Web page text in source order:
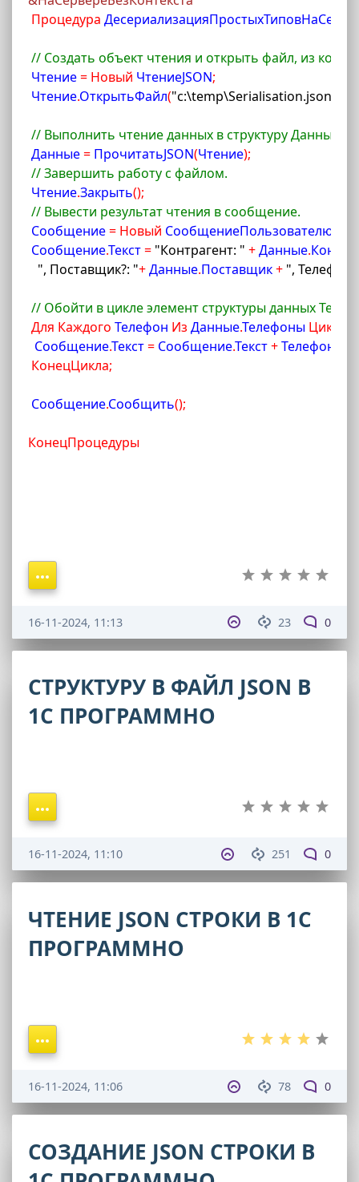
Процедура
// Создать объект чтения и открыть файл, из
Чтение = Новый ЧтениеJSON;
Чтение.ОткрытьФайл("c:\temp\Serialisation.json"
// Выполнить чтение данных в структуру Данные
Данные = ПрочитатьJSON(Чтение);
// Завершить работу с файлом.
Чтение.Закрыть();
// Вывести результат чтения в сообщение.
Сообщение = Новый СообщениеПользователю
Сообщение.Текст = "Контрагент: " + Данные.
", Поставщик?: "+ Данные.Поставщик + ",
// Обойти в цикле элемент структуры данных
Для Каждого Телефон Из Данные.Телефоны Цикл
  Сообщение
.Текст = Сообщение.Текст + Телефон
КонецЦикла;
Сообщение.Сообщить();
КонецПроцедуры
23 0
16-11-2024, 11:13
СТРУКТУРУ В ФАЙЛ JSON В
1С ПРОГРАММНО
251 0
16-11-2024, 11:10
ЧТЕНИЕ JSON СТРОКИ В 1С
ПРОГРАММНО
78 0
16-11-2024, 11:06
СОЗДАНИЕ JSON СТРОКИ В